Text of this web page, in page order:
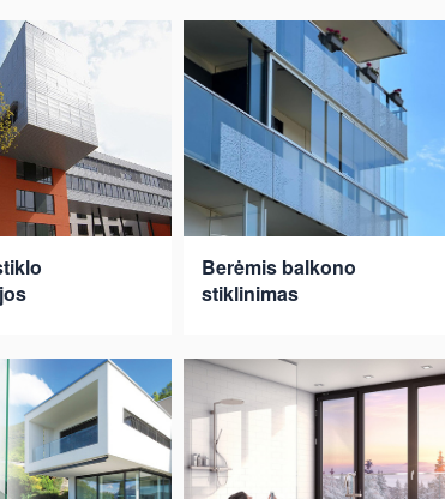
Berėmis balkono
stiklinimas